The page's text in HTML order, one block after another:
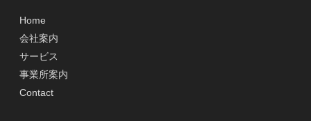
Home
会社案内
サービス
事業所案内
Contact